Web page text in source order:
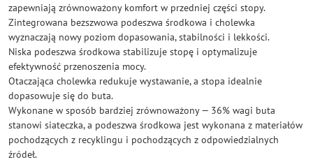
zapewniają zrównoważony komfort w przedniej części stopy.
Zintegrowana bezszwowa podeszwa środkowa i cholewka
wyznaczają nowy poziom dopasowania, stabilności i lekkości.
Niska podeszwa środkowa stabilizuje stopę i optymalizuje
efektywność przenoszenia mocy.
Otaczająca cholewka redukuje wystawanie, a stopa idealnie
dopasowuje się do buta.
Wykonane w sposób bardziej zrównoważony — 36% wagi buta
stanowi siateczka, a podeszwa środkowa jest wykonana z materiałów
pochodzących z recyklingu i pochodzących z odpowiedzialnych
źródeł.